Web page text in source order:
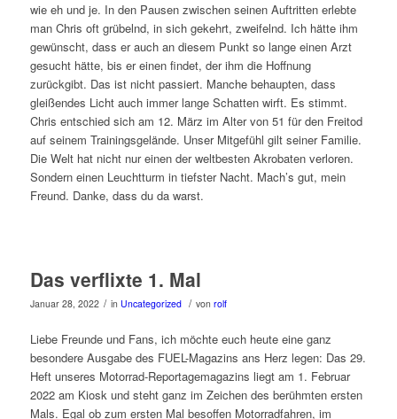
wie eh und je. In den Pausen zwischen seinen Auftritten erlebte
man Chris oft grübelnd, in sich gekehrt, zweifelnd. Ich hätte ihm
gewünscht, dass er auch an diesem Punkt so lange einen Arzt
gesucht hätte, bis er einen findet, der ihm die Hoffnung
zurückgibt. Das ist nicht passiert. Manche behaupten, dass
gleißendes Licht auch immer lange Schatten wirft. Es stimmt.
Chris entschied sich am 12. März im Alter von 51 für den Freitod
auf seinem Trainingsgelände. Unser Mitgefühl gilt seiner Familie.
Die Welt hat nicht nur einen der weltbesten Akrobaten verloren.
Sondern einen Leuchtturm in tiefster Nacht. Mach’s gut, mein
Freund. Danke, dass du da warst.
Das verflixte 1. Mal
Januar 28, 2022 / in Uncategorized / von rolf
Liebe Freunde und Fans, ich möchte euch heute eine ganz
besondere Ausgabe des FUEL-Magazins ans Herz legen: Das 29.
Heft unseres Motorrad-Reportagemagazins liegt am 1. Februar
2022 am Kiosk und steht ganz im Zeichen des berühmten ersten
Mals. Egal ob zum ersten Mal besoffen Motorradfahren, im